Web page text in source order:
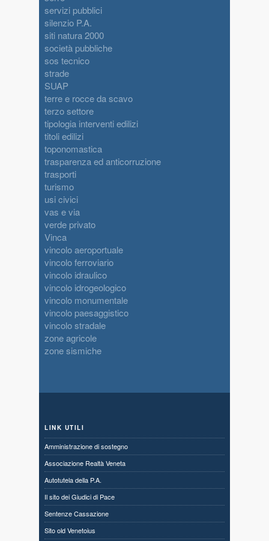
servizi pubblici
silenzio P.A.
siti natura 2000
società pubbliche
sos tecnico
strade
SUAP
terre e rocce da scavo
terzo settore
tipologia interventi edilizi
titoli edilizi
toponomastica
trasparenza ed anticorruzione
trasporti
turismo
usi civici
vas e via
verde privato
Vinca
vincolo aeroportuale
vincolo ferroviario
vincolo idraulico
vincolo idrogeologico
vincolo monumentale
vincolo paesaggistico
vincolo stradale
zone agricole
zone sismiche
LINK UTILI
Amministrazione di sostegno
Associazione Realtà Veneta
Autotutela della P.A.
Il sito dei Giudici di Pace
Sentenze Cassazione
Sito old Venetoius